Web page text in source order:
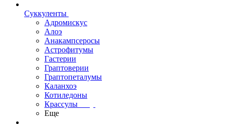
Суккуленты
Адромискус
Алоэ
Анакампсеросы
Астрофитумы
Гастерии
Граптоверии
Граптопеталумы
Каланхоэ
Котиледоны
Крассулы
Еще